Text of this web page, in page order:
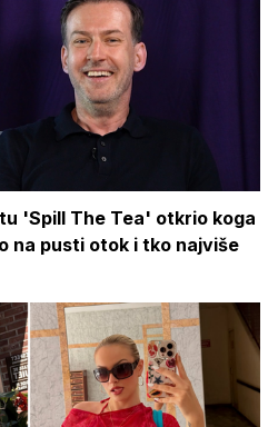
'Spill The Tea' otkrio koga
na pusti otok i tko najviše